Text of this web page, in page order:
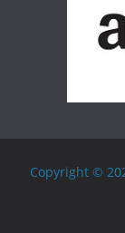
Copyright ©